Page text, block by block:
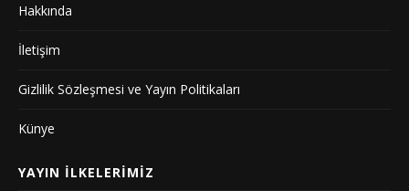
Hakkında
İletişim
Gizlilik Sözleşmesi ve Yayın Politikaları
Künye
YAYIN İLKELERIMIZ